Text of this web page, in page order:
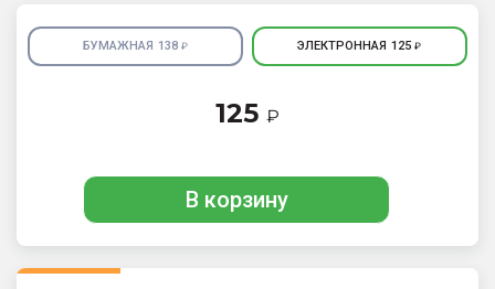
БУМАЖНАЯ 138 ₽ ЭЛЕКТРОННАЯ 125₽
125 ₽
В корзину